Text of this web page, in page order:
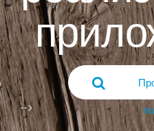
-->